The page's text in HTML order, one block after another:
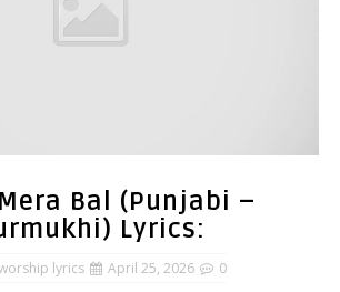
Bal (Punjabi –
Lyrics:
lyrics April 25, 2026
0